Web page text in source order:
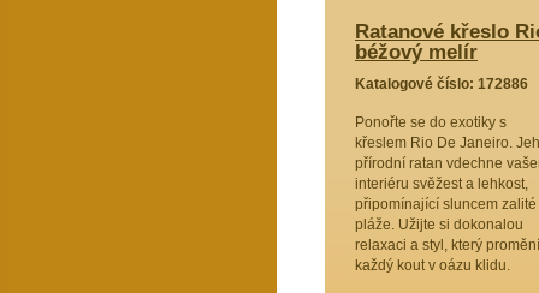
Ratanové křeslo
béžový melír
Katalogové číslo: 172886
Ponořte se do exotiky s
křeslem Rio De Janeiro.
přírodní ratan vdechne
interiéru svěžest a lehkost,
připomínající sluncem zalité
pláže. Užijte si dokonalou
relaxaci a styl, který promění
každý kout v oázu klidu.